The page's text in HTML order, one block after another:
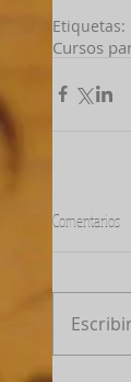
Etiquetas:
Cursos
Comentarios